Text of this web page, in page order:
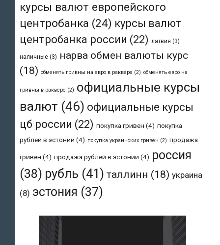
курсы валют европейского
центробанка (24) курсы валют
центробанка россии (22) латвия (3)
наличные (3) нарва обмен валюты курс
(18) обменять гривны на евро в раквере (2) обменять евро на
гривны в раквере (2) официальные курсы
валют (46) официальные курсы
цб россии (22) покупка гривен (4) покупка
рублей в эстонии (4) покупка украинских гривен (2) продажа
гривен (4) продажа рублей в эстонии (4) россия
(38) рубль (41) таллинн (18) украина
(8) эстония (37)